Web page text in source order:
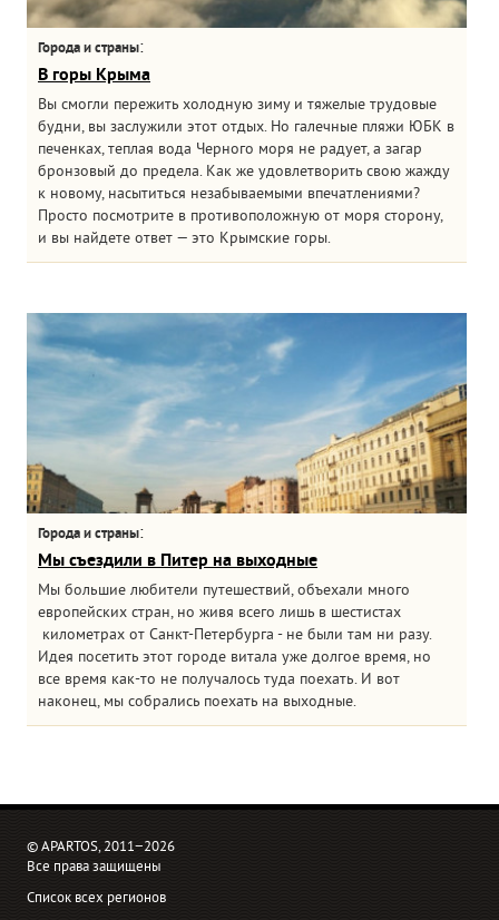
Города и страны:
В горы Крыма
Вы смогли пережить холодную зиму и тяжелые трудовые
будни, вы заслужили этот отдых. Но галечные пляжи ЮБК в
печенках, теплая вода Черного моря не радует, а загар
бронзовый до предела. Как же удовлетворить свою жажду
к новому, насытиться незабываемыми впечатлениями?
Просто посмотрите в противоположную от моря сторону,
и вы найдете ответ — это Крымские горы.
Города и страны:
Мы съездили в Питер на выходные
Мы большие любители путешествий, объехали много
европейских стран, но живя всего лишь в шестистах
километрах от Санкт-Петербурга - не были там ни разу.
Идея посетить этот городе витала уже долгое время, но
все время как-то не получалось туда поехать. И вот
наконец, мы собрались поехать на выходные.
© APARTOS, 2011−2026
Все права защищены
Список всех регионов